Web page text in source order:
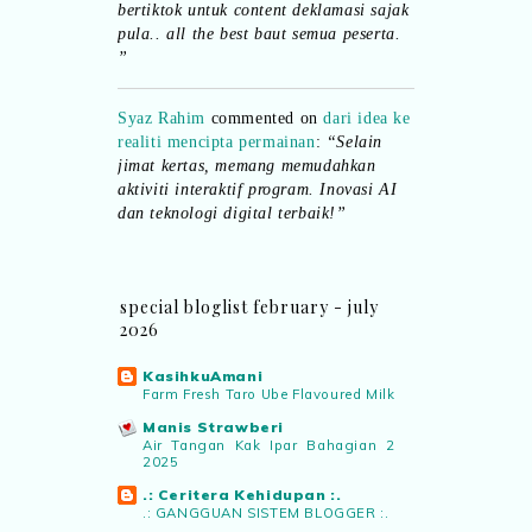
pula.. all the best baut semua peserta.
”
Syaz Rahimcommented ondari idea ke
realiti mencipta permainan:“Selain
jimat kertas, memang memudahkan
aktiviti interaktif program. Inovasi AI
dan teknologi digital terbaik!”
“Menarik sungguh Pertandingan TikTok
Mencipta Sajak Kemerdekaan 2026 dari
bakat puisi kebangsaan dan
patriotisme.”
Eyma Balkish commented on
“Menarik..tapi lama tak mengarang
rasa kurang ideanya.”
special bloglist february - july
2026
KasihkuAmani
Farm Fresh Taro Ube Flavoured Milk
Manis Strawberi
Air Tangan Kak Ipar Bahagian 2
2025
.: Ceritera Kehidupan :.
.: GANGGUAN SISTEM BLOGGER :.